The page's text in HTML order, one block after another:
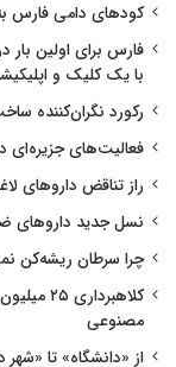
کودهای دامی فارس
فارس برای اولین بار
با یک کلیک و
رکورد نگران‌کننده
فعالیت‌های جزیره‌ای
راز تناقض داروهای
نسل جدید داروهای
چرا سرطان ریشه‌کن
مصنوعی
از «دانشگاه» تا